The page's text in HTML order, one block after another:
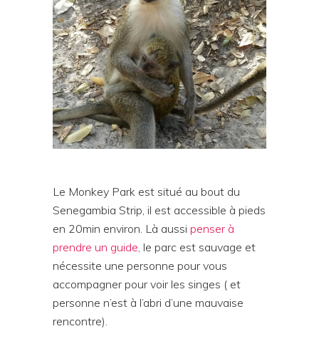
Le Monkey Park est situé au bout du
Senegambia Strip, il est accessible à pieds
en 20min environ. Là aussi penser à
prendre un guide, le parc est sauvage et
nécessite une personne pour vous
accompagner pour voir les singes ( et
personne n’est à l’abri d’une mauvaise
rencontre).